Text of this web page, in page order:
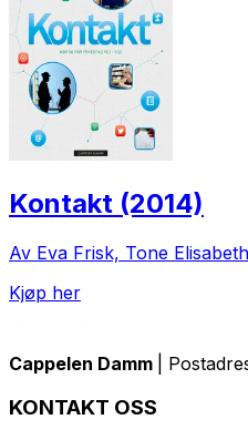
Kontakt (2014)
Av Eva Frisk, Tone
Kjøp her
Cappelen Damm |
KONTAKT OSS